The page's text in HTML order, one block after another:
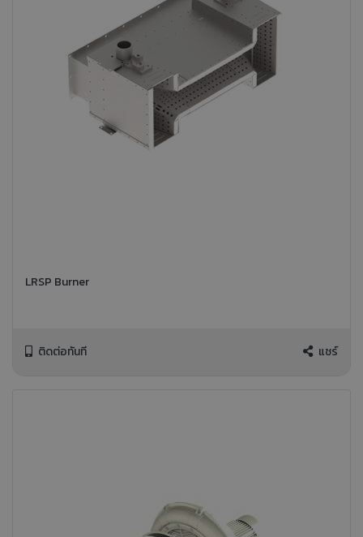
LRSP Burner
ติดต่อทันที แชร์